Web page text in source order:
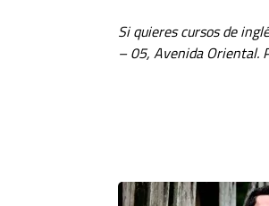
Si quieres cursos de
– 05, Avenida Oriental.